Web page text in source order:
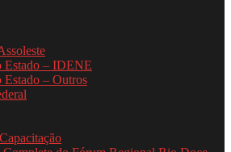
Estado – IDENE
Estado – Outros